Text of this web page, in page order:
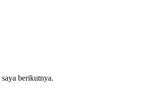
berikutnya.